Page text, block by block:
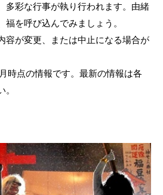
多彩な行事が執り行われます。由緒
福を呼び込んでみましょう。
容が変更、または中止になる場合が
時点の情報です。最新の情報は各